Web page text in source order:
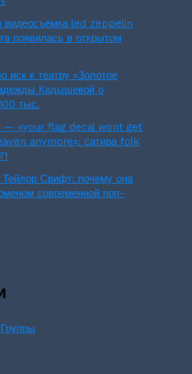
видеосъёмка led zeppelin
появилась в открытом
иск к театру «Золотое
Кадышевой о
тыс.
— «your flag decal wont get
anymore»: сатира folk
Тейлор Свифт: почему она
современной поп-